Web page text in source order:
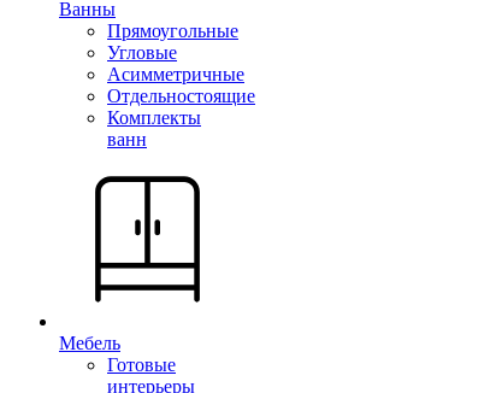
Ванны
Прямоугольные
Угловые
Асимметричные
Отдельностоящие
Комплекты
ванн
Мебель
Готовые
интерьеры